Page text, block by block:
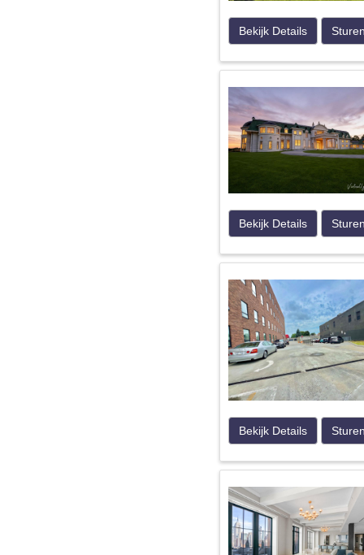
Bekijk Details
Bekijk Details
Bekijk Details